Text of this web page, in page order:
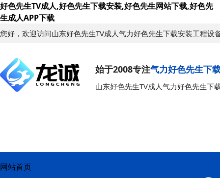
好色先生TV成人,好色先生下载安装,好色先生网站下载,好色先
生成人APP下载
您好，欢迎访问山东好色先生TV成人气力好色先生下载安装工程设
始于2008专注气力好色先生下
山东好色先生TV成人气力好色先生下
网站首页